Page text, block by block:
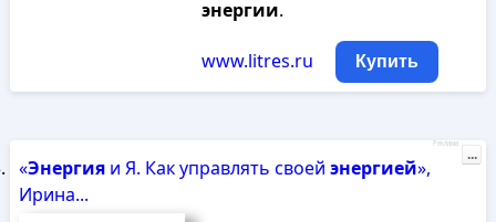
энергии.
www.litres.ru Купить
«Энергияи Я. Как управлять своей энергией»,
Ирина...
Реклама
...